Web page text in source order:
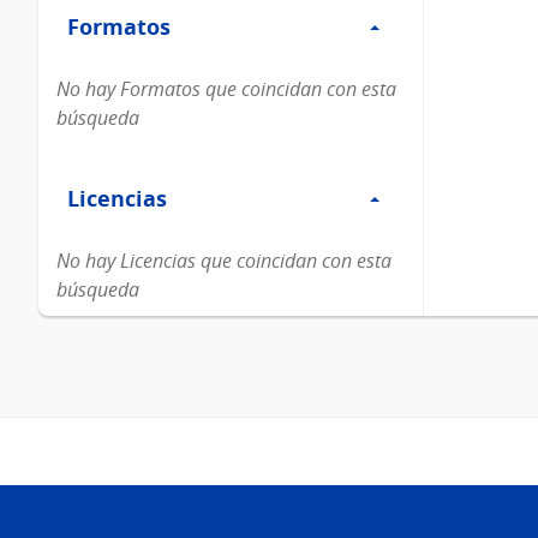
Formatos
Formatos
No hay Formatos que coincidan con esta
búsqueda
Licencias
Licencias
No hay Licencias que coincidan con esta
búsqueda